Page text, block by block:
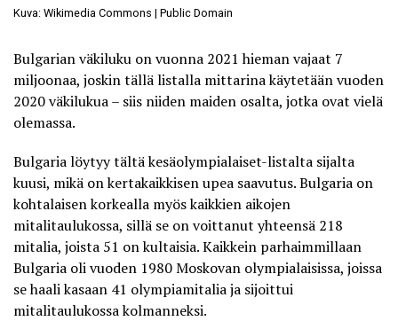
Kuva: Wikimedia Commons | Public Domain
Bulgarian väkiluku on vuonna 2021 hieman vajaat 7
miljoonaa, joskin tällä listalla mittarina käytetään vuoden
2020 väkilukua – siis niiden maiden osalta, jotka ovat vielä
olemassa.
Bulgaria löytyy tältä kesäolympialaiset-listalta sijalta
kuusi, mikä on kertakaikkisen upea saavutus. Bulgaria on
kohtalaisen korkealla myös kaikkien aikojen
mitalitaulukossa, sillä se on voittanut yhteensä 218
mitalia, joista 51 on kultaisia. Kaikkein parhaimmillaan
Bulgaria oli vuoden 1980 Moskovan olympialaisissa, joissa
se haali kasaan 41 olympiamitalia ja sijoittui
mitalitaulukossa kolmanneksi.